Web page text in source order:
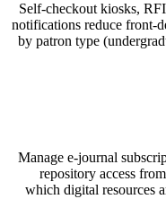
Self-checkout kiosks,
notifications reduce front-
by patron type
Manage e-journal
repository access
which digital resources